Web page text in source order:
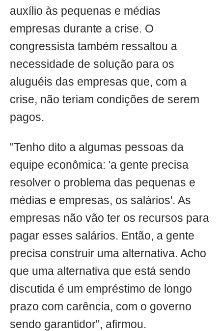
auxílio às pequenas e médias
empresas durante a crise. O
congressista também ressaltou a
necessidade de solução para os
aluguéis das empresas que, com a
crise, não teriam condições de serem
pagos.
"Tenho dito a algumas pessoas da
equipe econômica: 'a gente precisa
resolver o problema das pequenas e
médias e empresas, os salários'. As
empresas não vão ter os recursos para
pagar esses salários. Então, a gente
precisa construir uma alternativa. Acho
que uma alternativa que está sendo
discutida é um empréstimo de longo
prazo com carência, com o governo
sendo garantidor", afirmou.